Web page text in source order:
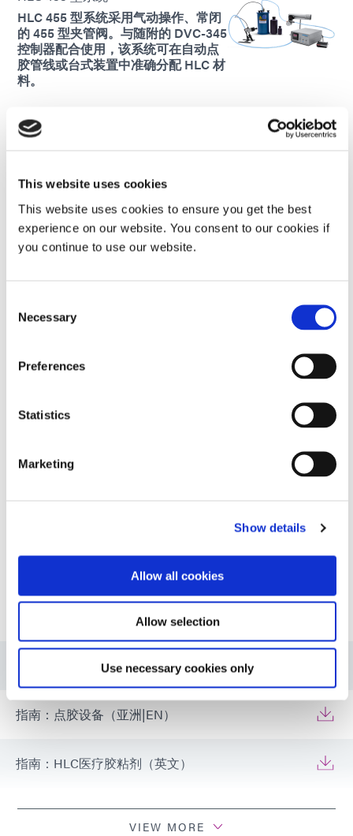
This website uses cookies
This website uses cookies to ensure you get the best
experience on our website. You consent to our cookies if
you continue to use our website.
Selection
Necessary
Preferences
Statistics
Marketing
Show details
Allow all cookies
Allow selection
Use necessary cookies only
HLC 455 型系统采用气动操作、常闭
的 455 型夹管阀。与随附的 DVC-345
控制器配合使用，该系统可在自动点
胶管线或台式装置中准确分配 HLC 材
料。
这款点胶解决方案专为实现精准、
射器包装的 Dymax 混合型光固化材
料提供无气点胶方案。其机械驱动
机构无需压缩空气即可确保精确的
流体控制，从而提高重复性和工艺
Global (CE Marked)
High repeatability, air-free
light-curable materials packaged in
30cc syringes. A mechanical drive
compressed air.
资源
指南：点胶设备（EN）
指南：点胶设备（亚洲|EN）
指南：HLC医疗胶粘剂（英文）
指南：HLC医疗胶粘剂（亚洲|EN）
VIEW MORE